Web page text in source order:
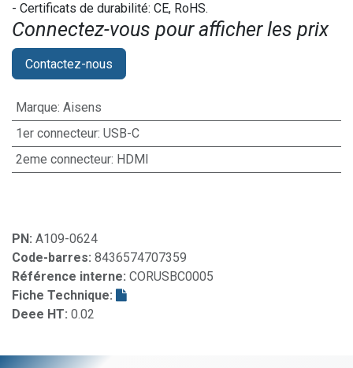
- Certificats de durabilité: CE, RoHS.
Connectez-vous pour afficher les prix​
Contactez-nous
Marque: Aisens
1er connecteur: USB-C
2eme connecteur: HDMI
PN: A109-0624
Code-barres: 8436574707359
Référence interne: CORUSBC0005
Fiche Technique:
Deee HT: 0.02